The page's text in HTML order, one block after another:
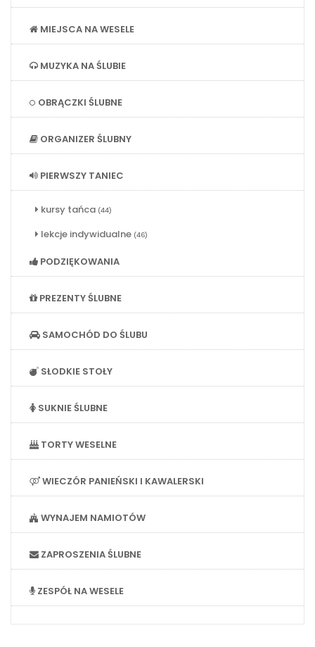
MIEJSCA NA WESELE
MUZYKA NA ŚLUBIE
OBRĄCZKI ŚLUBNE
ORGANIZER ŚLUBNY
PIERWSZY TANIEC
kursy tańca (44)
lekcje indywidualne (46)
PODZIĘKOWANIA
PREZENTY ŚLUBNE
SAMOCHÓD DO ŚLUBU
SŁODKIE STOŁY
SUKNIE ŚLUBNE
TORTY WESELNE
WIECZÓR PANIEŃSKI I KAWALERSKI
WYNAJEM NAMIOTÓW
ZAPROSZENIA ŚLUBNE
ZESPÓŁ NA WESELE